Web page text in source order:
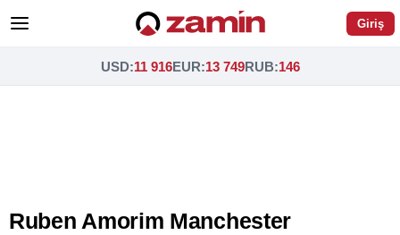
Giriş
USD:11 916EUR:13 749RUB:146
Ruben Amorim Manchester